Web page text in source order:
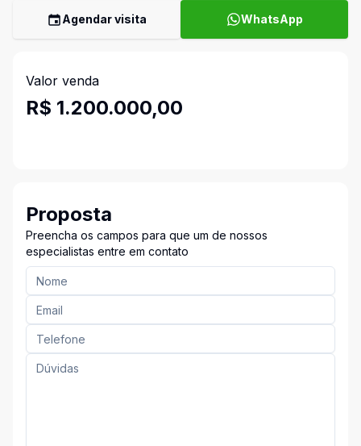
Agendar visita WhatsApp
Valor venda
R$ 1.200.000,00
Proposta
Preencha os campos para que um de nossos
especialistas entre em contato